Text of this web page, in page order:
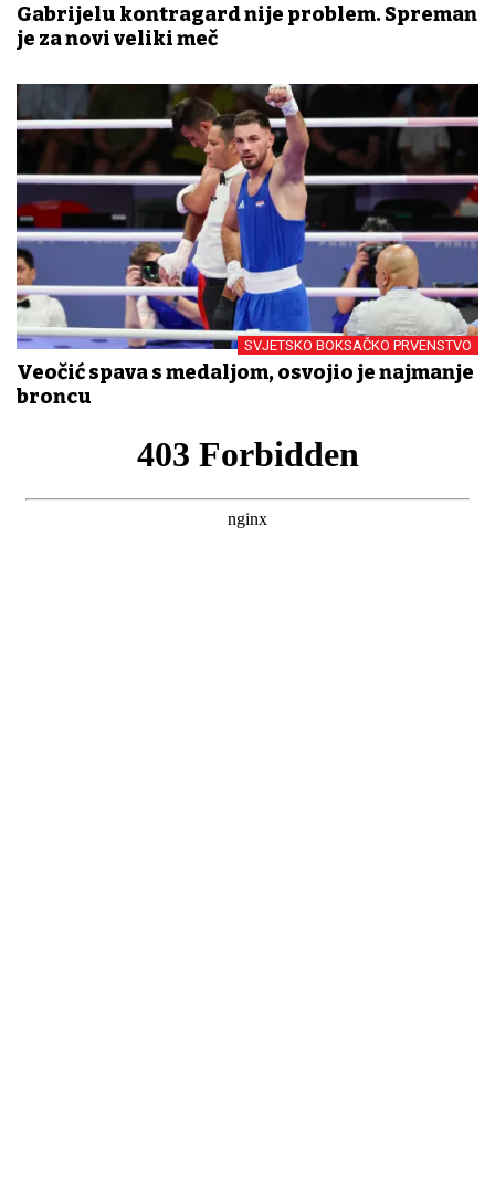
Gabrijelu kontragard nije problem. Spreman
je za novi veliki meč
SVJETSKO BOKSAČKO PRVENSTVO
Veočić spava s medaljom, osvojio je najmanje
broncu